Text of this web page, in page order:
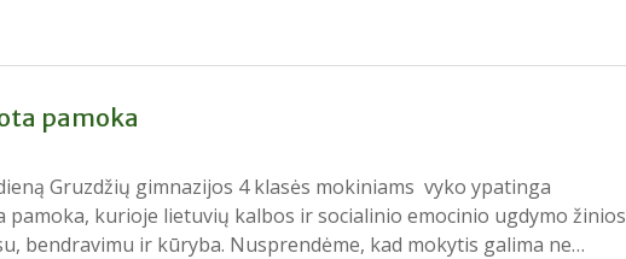
pamoka
Gruzdžių gimnazijos 4 klasės mokiniams vyko ypatinga
pamoka, kurioje lietuvių kalbos ir socialinio emocinio ugdymo žinios
bendravimu ir kūryba. Nusprendėme, kad mokytis galima ne…